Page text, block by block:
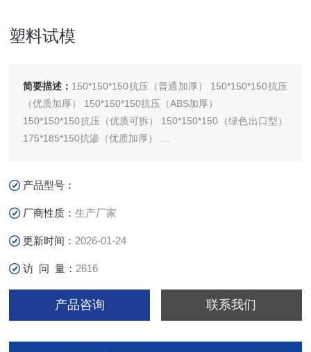
塑料试模
简要描述： 150*150*150抗压（普通加厚） 150*150*150抗压
（优质加厚） 150*150*150抗压（ABS加厚）
150*150*150抗压（优质可拆） 150*150*150（绿色出口型）
175*185*150抗渗（优质加厚）
产品型号：
厂商性质：生产厂家
更新时间： 2026-01-24
访 问 量： 2616
产品咨询 联系我们